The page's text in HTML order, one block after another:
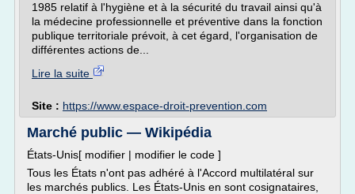
1985 relatif à l'hygiène et à la sécurité du travail ainsi qu'à
la médecine professionnelle et préventive dans la fonction
publique territoriale prévoit, à cet égard, l'organisation de
différentes actions de...
Lire la suite
Site : https://www.espace-droit-prevention.com
Marché public — Wikipédia
États-Unis[ modifier | modifier le code ]
Tous les États n'ont pas adhéré à l'Accord multilatéral sur
les marchés publics. Les États-Unis en sont cosignataires,